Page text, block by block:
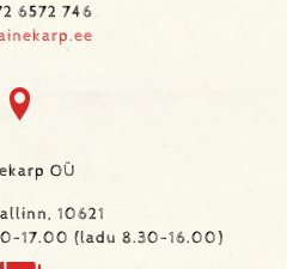
6572 746
OÜ
10621
17.00 (ladu 8.30-16.00)